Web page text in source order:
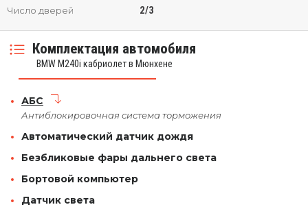
Число дверей 2/3
Комплектация автомобиля
BMW M240i кабриолет в Мюнхене
АБС
Антиблокировочная система торможения
Автоматический датчик дождя
Безбликовые фары дальнего света
Бортовой компьютер
Датчик света